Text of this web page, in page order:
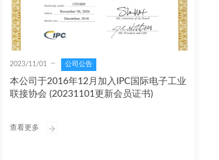
2023/11/01 公司公告
本公司于2016年12月加入IPC国际电子工业
联接协会 (20231101更新会员证书)
查看更多